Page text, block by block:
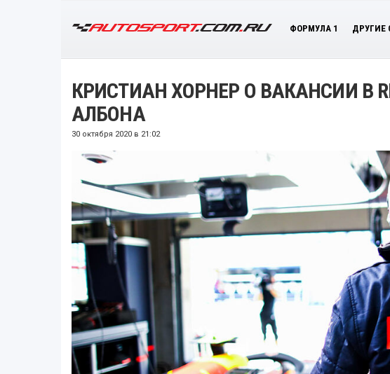
ФОРМУЛА 1 ДРУГИЕ
КРИСТИАН ХОРНЕР О ВАКАНСИИ В
АЛБОНА
30 октября 2020 в 21:02